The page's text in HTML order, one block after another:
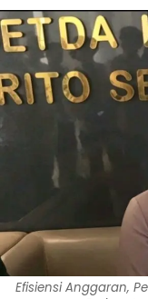
Efisiensi Anggaran,